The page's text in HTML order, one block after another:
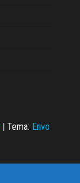
| Tema: Envo